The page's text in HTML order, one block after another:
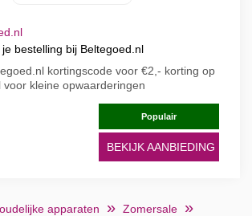
bestelling bij Beltegoed.nl
kortingscode voor €2,- korting op
voor kleine opwaarderingen
Populair
BEKIJK AANBIEDING
apparaten
Zomersale